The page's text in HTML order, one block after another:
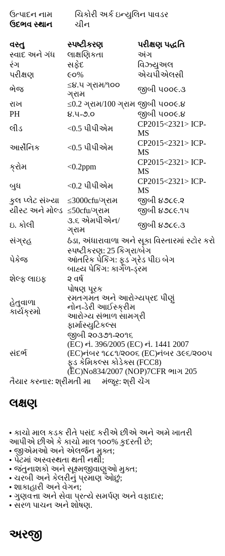
ઉત્પાદન નામ
ચિકોરી અર્ક ઇન્યુલિન પાવડર
ઉદભવ સ્થાન
ચીન
વસ્તુ સ્પષ્ટીકરણ
પરીક્ષણ પદ્ધતિ
સ્વાદ અને ગંધ
લાક્ષણિકતા
અંગ
રંગ
સફેદ
વિઝ્યુઅલ
પરીક્ષણ
૯૦%
એચપીએલસી
ભેજ
≤૪.૫ ગ્રામ/૧૦૦
ગ્રામ
જીબી ૫૦૦૯.૩
રાખ
≤0.2 ગ્રામ/100 ગ્રામ જીબી ૫૦૦૯.૪
PH
૪.૫-૭.૦
જીબી ૫૦૦૯.૪
લીડ
<0.5 પીપીએમ
CP2015<2321> ICP-
MS
આર્સેનિક
<0.5 પીપીએમ
CP2015<2321> ICP-
MS
ક્રોમ
<0.2ppm
CP2015<2321> ICP-
MS
બુધ
<0.2 પીપીએમ
CP2015<2321> ICP-
MS
કુલ પ્લેટ સંખ્યા
≤3000cfu/ગ્રામ
જીબી ૪૭૮૯.૨
યીસ્ટ અને મોલ્ડ ≤50cfu/ગ્રામ
જીબી ૪૭૮૯.૧૫
ઇ. કોલી
૩.૬ એમપીએન/
ગ્રામ
જીબી ૪૭૮૯.૩
સંગ્રહ
ઠંડા, અંધારાવાળા અને સૂકા વિસ્તારમાં સ્ટોર કરો
પેકેજ
સ્પષ્ટીકરણ: 25 કિગ્રા/બેગ
આંતરિક પેકિંગ: ફૂડ ગ્રેડ પીઇ બેગ
બાહ્ય પેકિંગ: કાગળ-ડ્રમ
શેલ્ફ લાઇફ
૨ વર્ષ
હેતુવાળા
કાર્યક્રમો
પોષણ પૂરક
રમતગમત અને આરોગ્યપ્રદ પીણું
નોન-ડેરી આઈસ્ક્રીમ
આરોગ્ય સંભાળ સામગ્રી
ફાર્માસ્યુટિકલ્સ
સંદર્ભ
જીબી ૨૦૩૭૧-૨૦૧૬
(EC) નં. 396/2005 (EC) નં. 1441 2007
(EC)નંબર ૧૮૮૧/૨૦૦૬ (EC)નંબર ૩૯૬/૨૦૦૫
ફૂડ કેમિકલ્સ કોડેક્સ (FCC8)
(EC)No834/2007 (NOP)7CFR ભાગ 205
તૈયાર કરનાર: શ્રીમતી મા
મંજૂર: શ્રી ચેંગ
લક્ષણ
• કાચો માલ કડક રીતે પસંદ કરીએ છીએ અને અમે ખાતરી
આપીએ છીએ કે કાચો માલ ૧૦૦% કુદરતી છે;
• જીએમઓ અને એલર્જન મુક્ત;
• પેટમાં અસ્વસ્થતા થતી નથી;
• જંતુનાશકો અને સૂક્ષ્મજીવાણુઓ મુક્ત;
• ચરબી અને કેલરીનું પ્રમાણ ઓછું;
• શાકાહારી અને વેગન;
• ગુણવત્તા અને સેવા પ્રત્યે સમર્પણ અને વફાદાર;
• સરળ પાચન અને શોષણ.
અરજી